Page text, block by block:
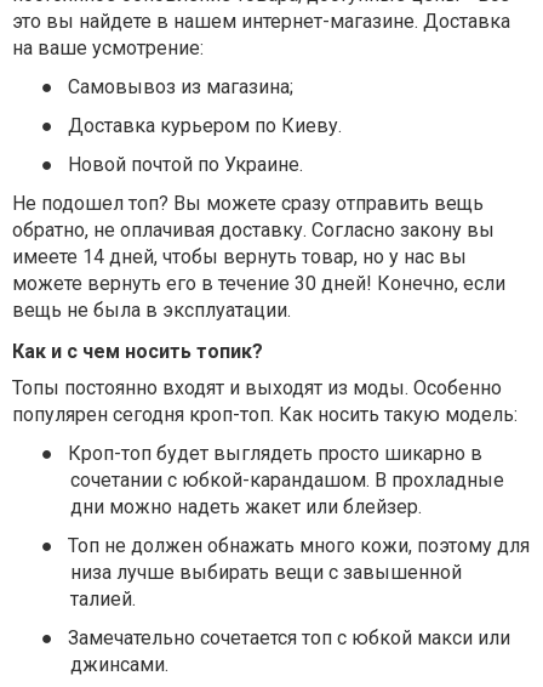
это вы найдете в нашем интернет-магазине. Доставка
на ваше усмотрение:
●
Самовывоз из магазина;
●
Доставка курьером по Киеву.
●
Новой почтой по Украине.
Не подошел топ? Вы можете сразу отправить вещь
обратно, не оплачивая доставку. Согласно закону вы
имеете 14 дней, чтобы вернуть товар, но у нас вы
можете вернуть его в течение 30 дней! Конечно, если
вещь не была в эксплуатации.
Как и с чем носить топик?
Топы постоянно входят и выходят из моды. Особенно
популярен сегодня кроп-топ. Как носить такую ​​модель:
●
Кроп-топ будет выглядеть просто шикарно в
сочетании с юбкой-карандашом. В прохладные
дни можно надеть жакет или блейзер.
●
Топ не должен обнажать много кожи, поэтому для
низа лучше выбирать вещи с завышенной
талией.
●
Замечательно сочетается топ с юбкой макси или
джинсами.